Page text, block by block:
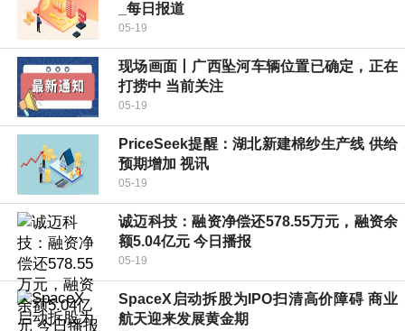
_每日报道
05-19
现场画面丨广西坠河车辆位置已确定，正在
打捞中 当前关注
05-19
PriceSeek提醒：湖北新建棉纱生产线 供给
预期增加 视讯
05-19
诚迈科技：融资净偿还578.55万元，融资余
额5.04亿元 今日播报
05-19
SpaceX启动拆股为IPO扫清高价障碍 商业
航天迎来发展黄金期